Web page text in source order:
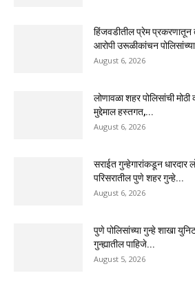
हिंजवडीतील प्रेम
आरोपी उरूळीकांचन
August 6, 2026
लोणावळा शहर पोलिसांची
मुद्देमाल हस्तगत,...
August 6, 2026
सराईत गुन्हेगारांकडून धारदार
परिसरातील पुणे शहर गुन्हे...
August 6, 2026
पुणे पोलिसांच्या गुन्हे शाखा
गुन्ह्यातील पाहिजे...
August 5, 2026